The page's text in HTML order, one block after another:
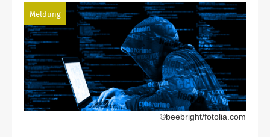
Meldung
©beebright/fotolia.com